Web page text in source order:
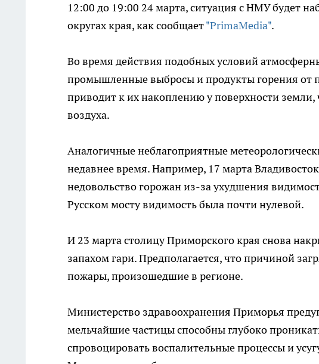
12:00 до 19:00 24 марта, ситуация с НМУ будет
округах края, как сообщает"PrimaMedia".
Во время действия подобных условий
промышленные выбросы и продукты горения от
приводит к их накоплению у поверхности земли,
воздуха.
Аналогичные неблагоприятные
недавнее время. Например, 17 марта
недовольство горожан из-за ухудшения
Русском мосту видимость была почти нулевой.
И 23 марта столицу Приморского края снова
запахом гари. Предполагается, что причиной
пожары, произошедшие в регионе.
Министерство здравоохранения Приморья
мельчайшие частицы способны глубоко
спровоцировать воспалительные процессы и